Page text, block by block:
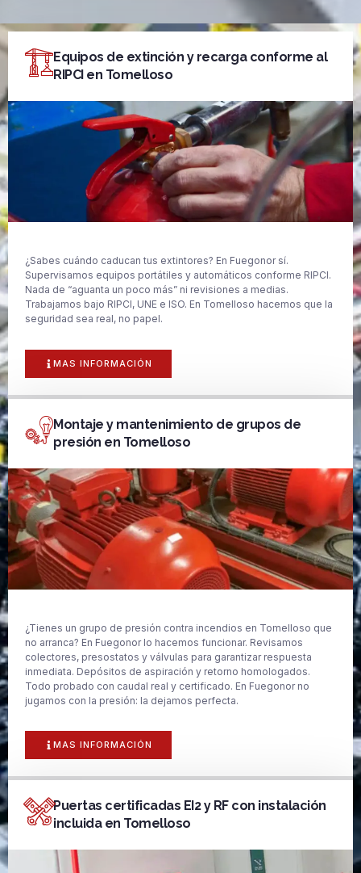
Equipos de extinción y recarga conforme al
RIPCI en Tomelloso
¿Sabes cuándo caducan tus extintores? En Fuegonor sí.
Supervisamos equipos portátiles y automáticos conforme RIPCI.
Nada de “aguanta un poco más” ni revisiones a medias.
Trabajamos bajo RIPCI, UNE e ISO. En Tomelloso hacemos que la
seguridad sea real, no papel.
MAS INFORMACIÓN
Montaje y mantenimiento de grupos de
presión en Tomelloso
¿Tienes un grupo de presión contra incendios en Tomelloso que
no arranca? En Fuegonor lo hacemos funcionar. Revisamos
colectores, presostatos y válvulas para garantizar respuesta
inmediata. Depósitos de aspiración y retorno homologados.
Todo probado con caudal real y certificado. En Fuegonor no
jugamos con la presión: la dejamos perfecta.
MAS INFORMACIÓN
Puertas certificadas EI2 y RF con instalación
incluida en Tomelloso